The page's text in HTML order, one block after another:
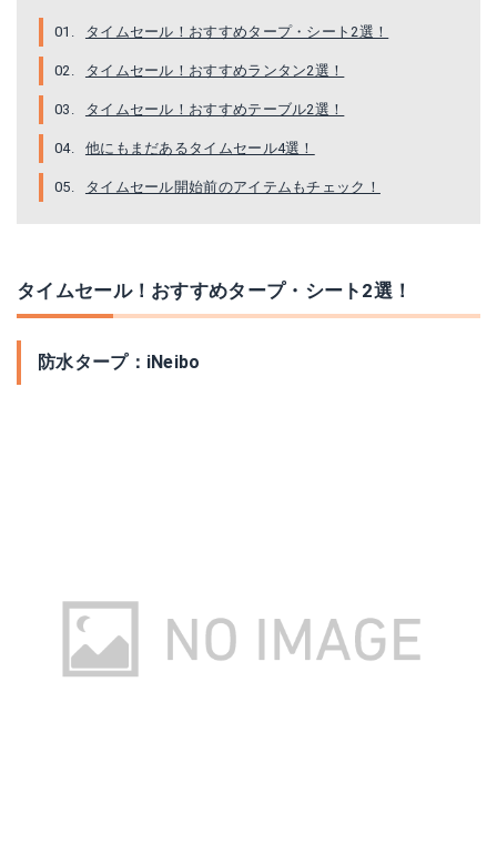
タイムセール！おすすめタープ・シート2選！
タイムセール！おすすめランタン2選！
タイムセール！おすすめテーブル2選！
他にもまだあるタイムセール4選！
タイムセール開始前のアイテムもチェック！
タイムセール！おすすめタープ・シート2選！
防水タープ：iNeibo